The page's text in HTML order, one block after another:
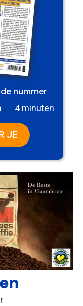
nummer
4 minuten
JE